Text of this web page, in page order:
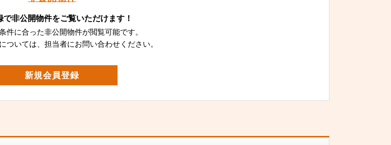
で非公開物件をご覧いただけます！
件に合った非公開物件が閲覧可能です。
ついては、担当者にお問い合わせください。
新規会員登録